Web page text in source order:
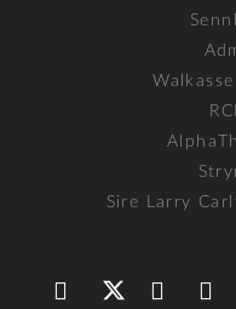
Sire Larry